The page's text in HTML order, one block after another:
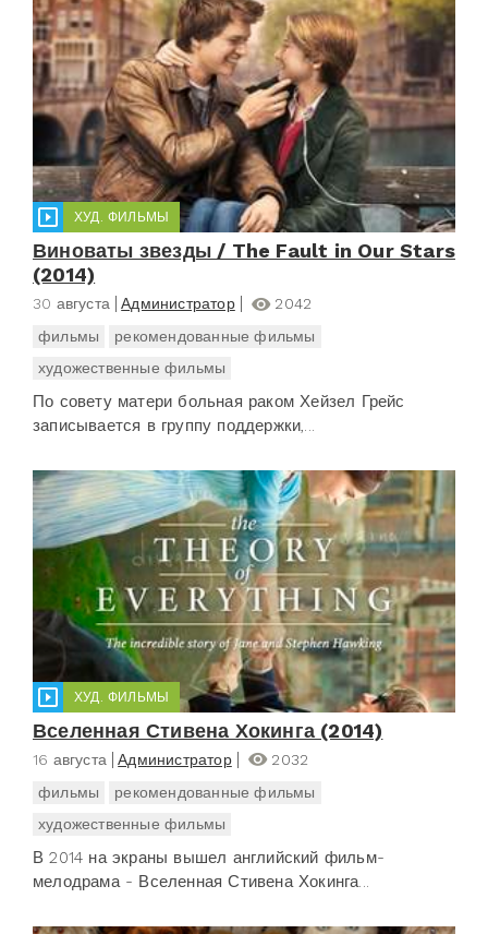
ХУД. ФИЛЬМЫ
Виноваты звезды / The Fault in Our Stars
(2014)
30 августа Администратор
2042
фильмы
рекомендованные фильмы
художественные фильмы
По совету матери больная раком Хейзел Грейс
записывается в группу поддержки,...
ХУД. ФИЛЬМЫ
Вселенная Стивена Хокинга (2014)
16 августа Администратор
2032
фильмы
рекомендованные фильмы
художественные фильмы
В 2014 на экраны вышел английский фильм-
мелодрама - Вселенная Стивена Хокинга...